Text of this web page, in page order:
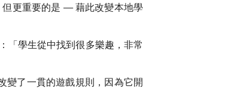
但更重要的是 — 藉此改變本地學
「學生從中找到很多樂趣，非常
變了一貫的遊戲規則，因為它開